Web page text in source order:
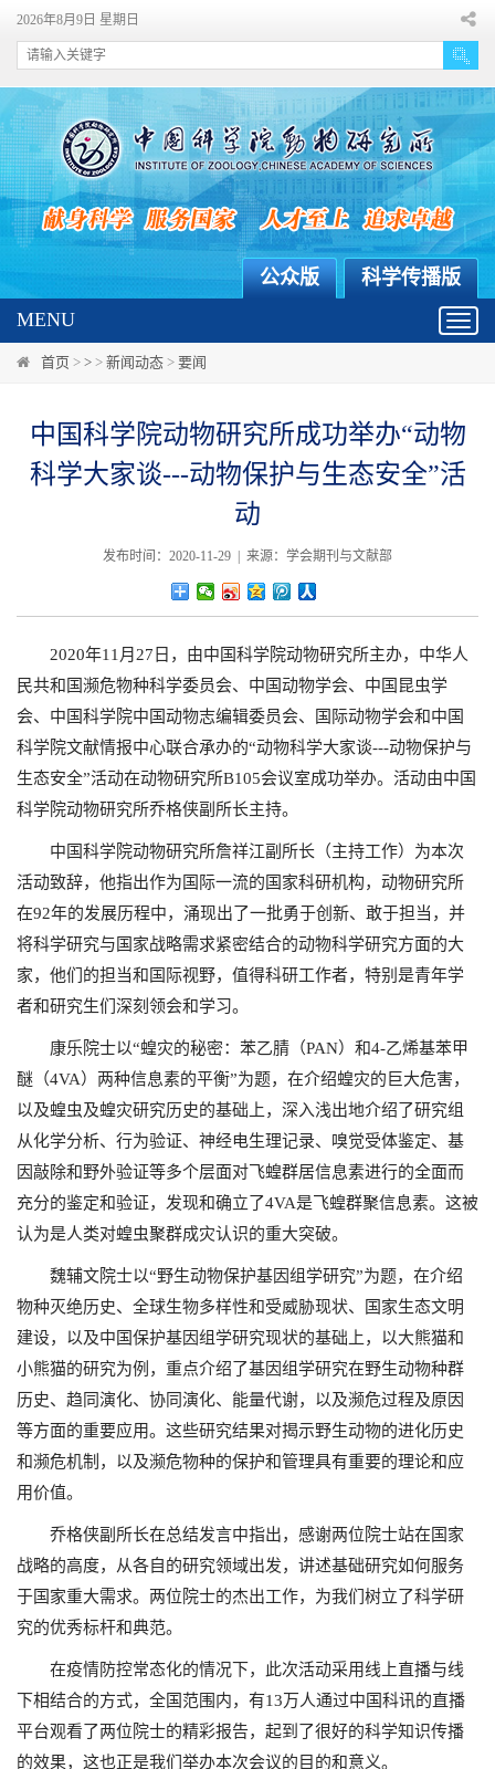
2026年8月9日 星期日
科学传播版
公众版
MENU
首页 > > > 新闻动态 > 要闻
中国科学院动物研究所成功举办“动物
科学大家谈---动物保护与生态安全”活
动
发布时间：2020-11-29 | 来源：学会期刊与文献部
2020年11月27日，由中国科学院动物研究所主办，中华人
民共和国濒危物种科学委员会、中国动物学会、中国昆虫学
会、中国科学院中国动物志编辑委员会、国际动物学会和中国
科学院文献情报中心联合承办的“动物科学大家谈---动物保护与
生态安全”活动在动物研究所B105会议室成功举办。活动由中国
科学院动物研究所乔格侠副所长主持。
中国科学院动物研究所詹祥江副所长（主持工作）为本次
活动致辞，他指出作为国际一流的国家科研机构，动物研究所
在92年的发展历程中，涌现出了一批勇于创新、敢于担当，并
将科学研究与国家战略需求紧密结合的动物科学研究方面的大
家，他们的担当和国际视野，值得科研工作者，特别是青年学
者和研究生们深刻领会和学习。
康乐院士以“蝗灾的秘密：苯乙腈（PAN）和4-乙烯基苯甲
醚（4VA）两种信息素的平衡”为题，在介绍蝗灾的巨大危害，
以及蝗虫及蝗灾研究历史的基础上，深入浅出地介绍了研究组
从化学分析、行为验证、神经电生理记录、嗅觉受体鉴定、基
因敲除和野外验证等多个层面对飞蝗群居信息素进行的全面而
充分的鉴定和验证，发现和确立了4VA是飞蝗群聚信息素。这被
认为是人类对蝗虫聚群成灾认识的重大突破。
魏辅文院士以“野生动物保护基因组学研究”为题，在介绍
物种灭绝历史、全球生物多样性和受威胁现状、国家生态文明
建设，以及中国保护基因组学研究现状的基础上，以大熊猫和
小熊猫的研究为例，重点介绍了基因组学研究在野生动物种群
历史、趋同演化、协同演化、能量代谢，以及濒危过程及原因
等方面的重要应用。这些研究结果对揭示野生动物的进化历史
和濒危机制，以及濒危物种的保护和管理具有重要的理论和应
用价值。
乔格侠副所长在总结发言中指出，感谢两位院士站在国家
战略的高度，从各自的研究领域出发，讲述基础研究如何服务
于国家重大需求。两位院士的杰出工作，为我们树立了科学研
究的优秀标杆和典范。
在疫情防控常态化的情况下，此次活动采用线上直播与线
下相结合的方式，全国范围内，有13万人通过中国科讯的直播
平台观看了两位院士的精彩报告，起到了很好的科学知识传播
的效果，这也正是我们举办本次会议的目的和意义。